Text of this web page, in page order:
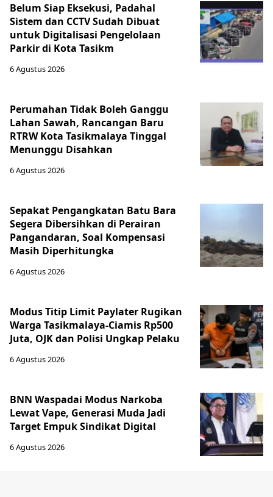
Belum Siap Eksekusi, Padahal
Sistem dan CCTV Sudah Dibuat
untuk Digitalisasi Pengelolaan
Parkir di Kota Tasikm
6 Agustus 2026
Perumahan Tidak Boleh Ganggu
Lahan Sawah, Rancangan Baru
RTRW Kota Tasikmalaya Tinggal
Menunggu Disahkan
6 Agustus 2026
Sepakat Pengangkatan Batu Bara
Segera Dibersihkan di Perairan
Pangandaran, Soal Kompensasi
Masih Diperhitungka
6 Agustus 2026
Modus Titip Limit Paylater Rugikan
Warga Tasikmalaya-Ciamis Rp500
Juta, OJK dan Polisi Ungkap Pelaku
6 Agustus 2026
BNN Waspadai Modus Narkoba
Lewat Vape, Generasi Muda Jadi
Target Empuk Sindikat Digital
6 Agustus 2026